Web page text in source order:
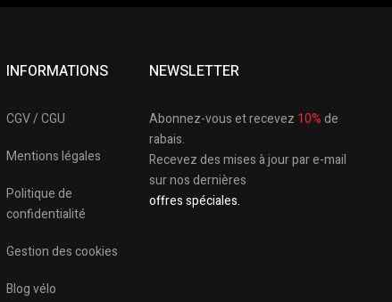
INFORMATIONS
CGV / CGU
Mentions légales
Politique de
confidentialité
Gestion des cookies
Blog vélo
NEWSLETTER
Abonnez-vous et recevez 10%de
rabais.
Recevez des mises à jour par e-mail
sur nos dernières
offres spéciales.